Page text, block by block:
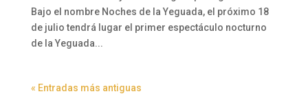
Bajo el nombre Noches de la Yeguada, el próximo 18
de julio tendrá lugar el primer espectáculo nocturno
de la Yeguada...
« Entradas más antiguas